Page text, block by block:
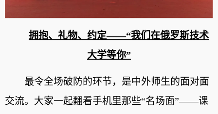
拥抱、礼物、约定——“我们在俄罗斯技术
大学等你”
最令全场破防的环节，是中外师生的面对面
交流。大家一起翻看手机里那些“名场面”——课